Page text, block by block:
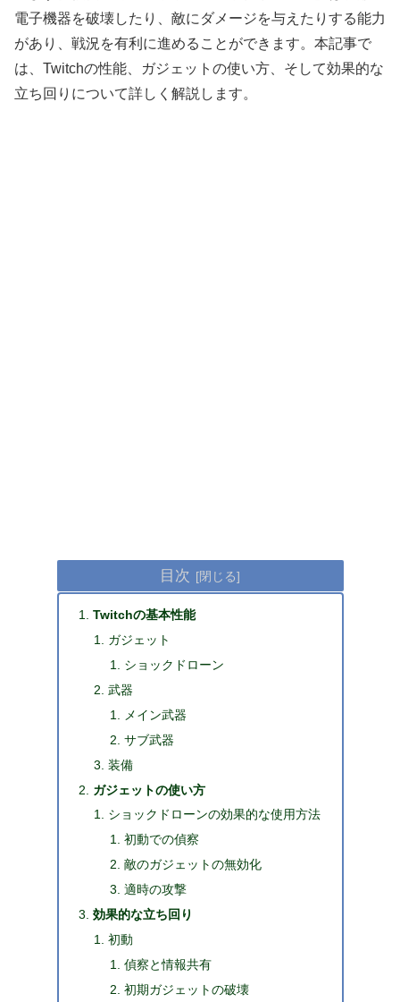
電子機器を破壊したり、敵にダメージを与えたりする能力
があり、戦況を有利に進めることができます。本記事で
は、Twitchの性能、ガジェットの使い方、そして効果的な
立ち回りについて詳しく解説します。
目次
Twitchの基本性能
ガジェット
ショックドローン
武器
メイン武器
サブ武器
装備
ガジェットの使い方
ショックドローンの効果的な使用方法
初動での偵察
敵のガジェットの無効化
適時の攻撃
効果的な立ち回り
初動
偵察と情報共有
初期ガジェットの破壊